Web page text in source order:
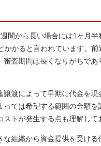
間から長い場合には1ヶ月
かかると言われています。
査期間は長くなりがちで
譲渡によって早期に代金を
ては希望する範囲の金額
ストが発生する点も理解し
な組織から資金提供を受け